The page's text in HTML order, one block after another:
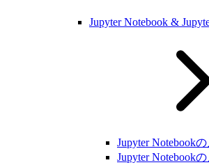
Jupyter Notebook &
Jupyter Notebook
Jupyter Notebook